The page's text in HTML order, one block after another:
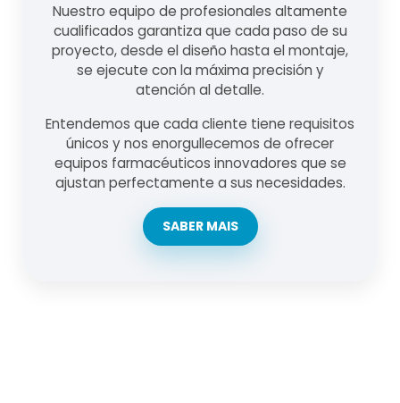
Nuestro equipo de profesionales altamente
cualificados garantiza que cada paso de su
proyecto, desde el diseño hasta el montaje,
se ejecute con la máxima precisión y
atención al detalle.
Entendemos que cada cliente tiene requisitos
únicos y nos enorgullecemos de ofrecer
equipos farmacéuticos innovadores que se
ajustan perfectamente a sus necesidades.
SABER MAIS